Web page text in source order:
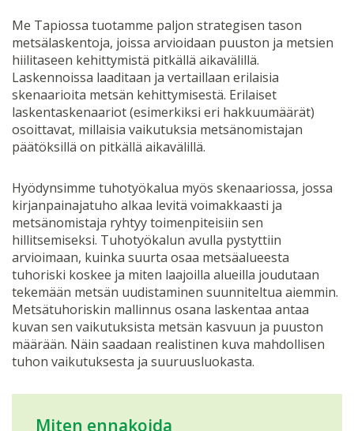
Me Tapiossa tuotamme paljon strategisen tason
metsälaskentoja, joissa arvioidaan puuston ja metsien
hiilitaseen kehittymistä pitkällä aikavälillä.
Laskennoissa laaditaan ja vertaillaan erilaisia
skenaarioita metsän kehittymisestä. Erilaiset
laskentaskenaariot (esimerkiksi eri hakkuumäärät)
osoittavat, millaisia vaikutuksia metsänomistajan
päätöksillä on pitkällä aikavälillä.
Hyödynsimme tuhotyökalua myös skenaariossa, jossa
kirjanpainajatuho alkaa levitä voimakkaasti ja
metsänomistaja ryhtyy toimenpiteisiin sen
hillitsemiseksi. Tuhotyökalun avulla pystyttiin
arvioimaan, kuinka suurta osaa metsäalueesta
tuhoriski koskee ja miten laajoilla alueilla joudutaan
tekemään metsän uudistaminen suunniteltua aiemmin.
Metsätuhoriskin mallinnus osana laskentaa antaa
kuvan sen vaikutuksista metsän kasvuun ja puuston
määrään. Näin saadaan realistinen kuva mahdollisen
tuhon vaikutuksesta ja suuruusluokasta.
Miten ennakoida